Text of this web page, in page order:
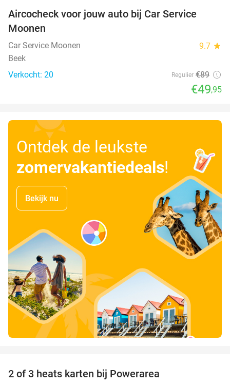
Aircocheck voor jouw auto bij Car Service
Moonen
Car Service Moonen 9.7 star
Beek
Verkocht: 20
Regulier €89
€49,95
Ontdek de leukste
zomervakantiedeals!
Bekijk nu
2 of 3 heats karten bij Powerarea